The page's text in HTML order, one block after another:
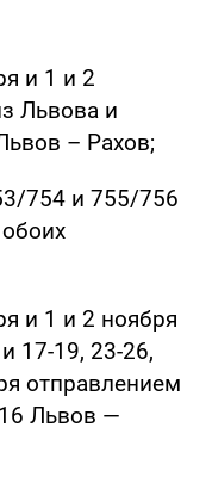
и 1 и 2
Львова и
– Рахов;
754 и 755/756
и 1 и 2 ноября
17-19, 23-26,
отправлением
Львов —